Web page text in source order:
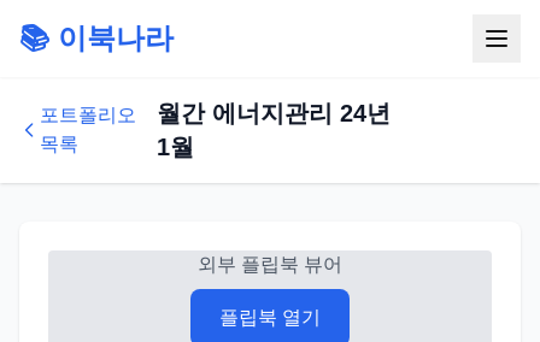
📚 이북나라
포트폴리오
목록
월간 에너지관리 24년
1월
외부 플립북 뷰어
플립북 열기